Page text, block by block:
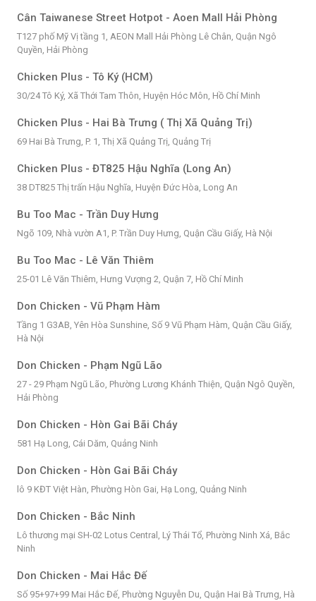
Cân Taiwanese Street Hotpot - Aoen Mall Hải Phòng
T127 phố Mỹ Vị tầng 1, AEON Mall Hải Phòng Lê Chân, Quận Ngô
Quyền, Hải Phòng
Chicken Plus - Tô Ký (HCM)
30/24 Tô Ký, Xã Thới Tam Thôn, Huyện Hóc Môn, Hồ Chí Minh
Chicken Plus - Hai Bà Trưng ( Thị Xã Quảng Trị)
69 Hai Bà Trưng, P. 1, Thị Xã Quảng Trị, Quảng Trị
Chicken Plus - ĐT825 Hậu Nghĩa (Long An)
38 DT825 Thị trấn Hậu Nghĩa, Huyện Đức Hòa, Long An
Bu Too Mac - Trần Duy Hưng
Ngõ 109, Nhà vườn A1, P. Trần Duy Hưng, Quận Cầu Giấy, Hà Nội
Bu Too Mac - Lê Văn Thiêm
25-01 Lê Văn Thiêm, Hưng Vượng 2, Quận 7, Hồ Chí Minh
Don Chicken - Vũ Phạm Hàm
Tầng 1 G3AB, Yên Hòa Sunshine, Số 9 Vũ Phạm Hàm, Quận Cầu Giấy,
Hà Nội
Don Chicken - Phạm Ngũ Lão
27 - 29 Phạm Ngũ Lão, Phường Lương Khánh Thiện, Quận Ngô Quyền,
Hải Phòng
Don Chicken - Hòn Gai Bãi Cháy
581 Hạ Long, Cái Dăm, Quảng Ninh
Don Chicken - Hòn Gai Bãi Cháy
lô 9 KĐT Việt Hàn, Phường Hòn Gai, Hạ Long, Quảng Ninh
Don Chicken - Bắc Ninh
Lô thương mại SH-02 Lotus Central, Lý Thái Tổ, Phường Ninh Xá, Bắc
Ninh
Don Chicken - Mai Hắc Đế
Số 95+97+99 Mai Hắc Đế, Phường Nguyễn Du, Quận Hai Bà Trưng, Hà